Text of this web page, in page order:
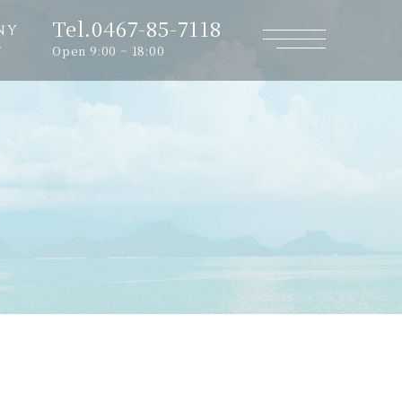
Tel.0467-85-7118
Open 9:00 ~ 18:00